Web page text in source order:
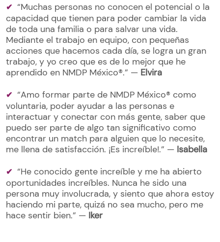
“Muchas personas no conocen el potencial o la
capacidad que tienen para poder cambiar la vida
de toda una familia o para salvar una vida.
Mediante el trabajo en equipo, con pequeñas
acciones que hacemos cada día, se logra un gran
trabajo, y yo creo que es de lo mejor que he
aprendido en NMDP︎ México®.” — Elvira
“Amo formar parte de NMDP México® como
voluntaria, poder ayudar a las personas e
interactuar y conectar con más gente, saber que
puedo ser parte de algo tan significativo como
encontrar un match para alguien que lo necesite,
me llena de satisfacción. ¡Es increíble!.” — Isabella
“He conocido gente increíble y me ha abierto
oportunidades increíbles. Nunca he sido una
persona muy involucrada, y siento que ahora estoy
haciendo mi parte, quizá no sea mucho, pero me
hace sentir bien.” — Iker